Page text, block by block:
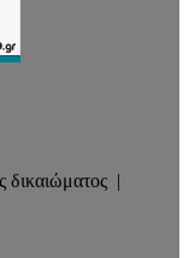
δικαιώματος |